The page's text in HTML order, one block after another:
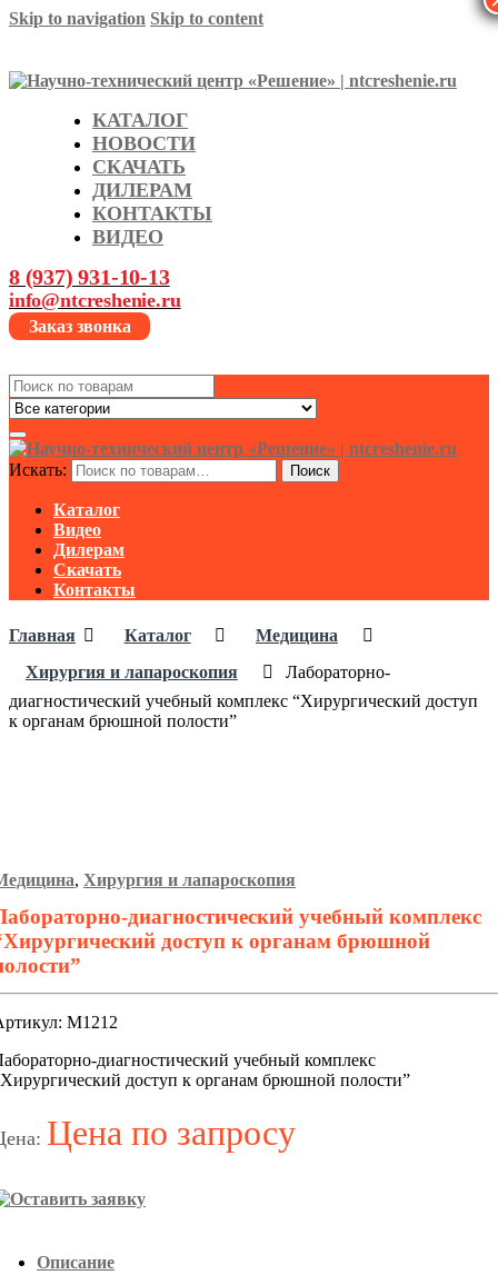
Skip to navigation Skip to content
КАТАЛОГ
НОВОСТИ
СКАЧАТЬ
ДИЛЕРАМ
КОНТАКТЫ
ВИДЕО
8 (937) 931-10-13
info@ntcreshenie.ru
Заказ звонка
Search
for:
Искать: Поиск
Каталог
Видео
Дилерам
Скачать
Контакты
Главная Каталог
Медицина
Хирургия и лапароскопия
Лабораторно-
диагностический учебный комплекс “Хирургический доступ
к органам брюшной полости”
, Хирургия и лапароскопия
диагностический учебный комплекс
доступ к органам брюшной
М1212
диагностический учебный комплекс
доступ к органам брюшной полости”
Цена по запросу
Описание